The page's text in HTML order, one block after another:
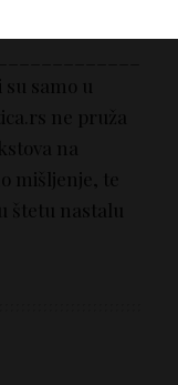
samo u
ne pruža
na
mišljenje, te
štetu nastalu